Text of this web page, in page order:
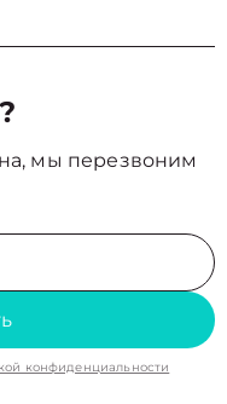
мы перезвоним
конфиденциальности